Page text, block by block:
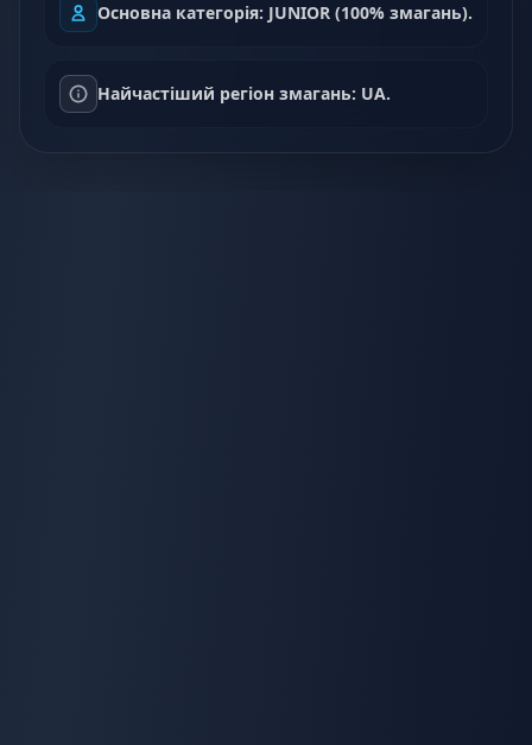
Основна категорія: JUNIOR (100% змагань).
Найчастіший регіон змагань: UA.